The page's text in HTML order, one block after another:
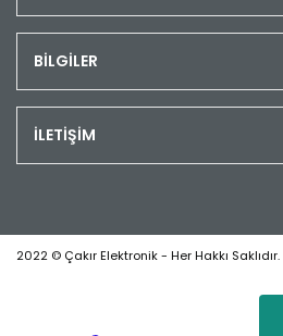
BİLGİLER
İLETİŞİM
2022 © Çakır Elektronik - Her Hakkı Saklıdır.